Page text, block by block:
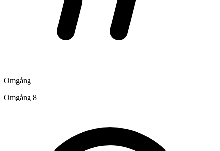
Omgång
Omgång 8